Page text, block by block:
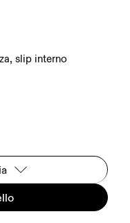
slip interno